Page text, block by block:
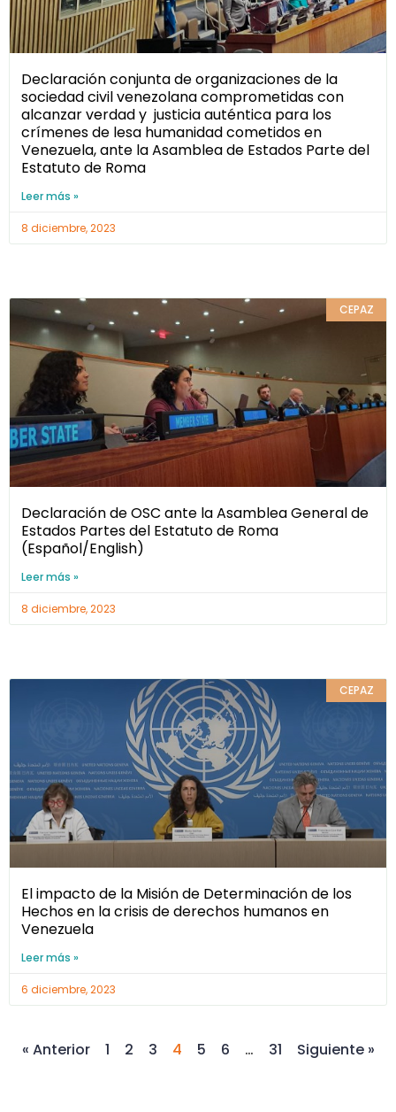
Declaración conjunta de organizaciones de la
sociedad civil venezolana comprometidas con
alcanzar verdad y justicia auténtica para los
crímenes de lesa humanidad cometidos en
Venezuela, ante la Asamblea de Estados Parte del
Estatuto de Roma
Leer más »
8 diciembre, 2023
CEPAZ
Declaración de OSC ante la Asamblea General de
Estados Partes del Estatuto de Roma
(Español/English)
Leer más »
8 diciembre, 2023
CEPAZ
El impacto de la Misión de Determinación de los
Hechos en la crisis de derechos humanos en
Venezuela
Leer más »
6 diciembre, 2023
« Anterior 1 2 3 4 5 6 … 31 Siguiente »